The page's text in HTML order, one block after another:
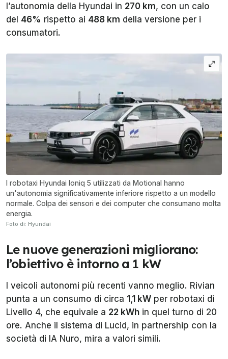
l’autonomia della Hyundai in 270 km, con un calo
del 46% rispetto ai 488 km della versione per i
consumatori.
I robotaxi Hyundai Ioniq 5 utilizzati da Motional hanno
un'autonomia significativamente inferiore rispetto a un modello
normale. Colpa dei sensori e dei computer che consumano molta
energia.
Foto di: Hyundai
Le nuove generazioni migliorano:
l’obiettivo è intorno a 1 kW
I veicoli autonomi più recenti vanno meglio. Rivian
punta a un consumo di circa 1,1 kW per robotaxi di
Livello 4, che equivale a 22 kWh in quel turno di 20
ore. Anche il sistema di Lucid, in partnership con la
società di IA Nuro, mira a valori simili.